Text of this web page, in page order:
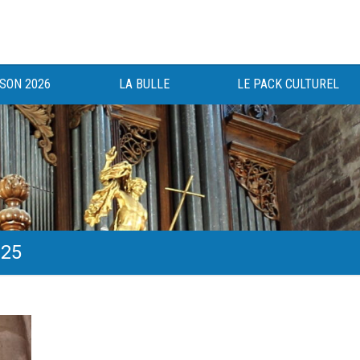
2026 LA BULLE LE PACK CULTUREL
au bénéfice des haut-saônois depuis 1983.